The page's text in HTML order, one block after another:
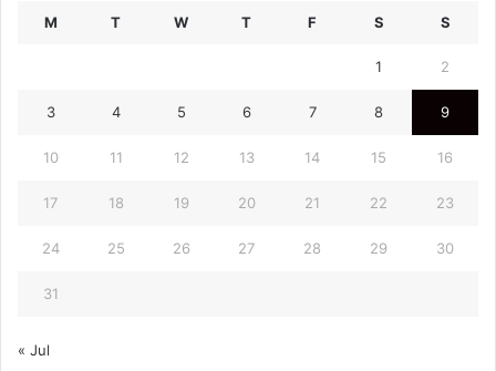
M T W T F S S
1 2
3 4 5 6 7 8 9
10 11 12 13 14 15 16
17 18 19 20 21 22 23
24 25 26 27 28 29 30
31
« Jul